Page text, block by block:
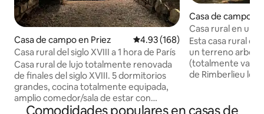
Casa de campo en Priez Calificación promedio: 4.93 de
4.93 (168)
Casa rural del siglo XVIII a 1 hora de París
Casa rural de lujo totalmente renovada
de finales del siglo XVIII. 5 dormitorios
grandes, cocina totalmente equipada,
amplio comedor/sala de estar con
chimenea, exquisito espacio habitable
Casa de campo
r-Coudun
Casa rural en una
Esta casa rural
un terreno
(totalmente
de Rimberlieu le
su bosque
Comodidades populares en casas de